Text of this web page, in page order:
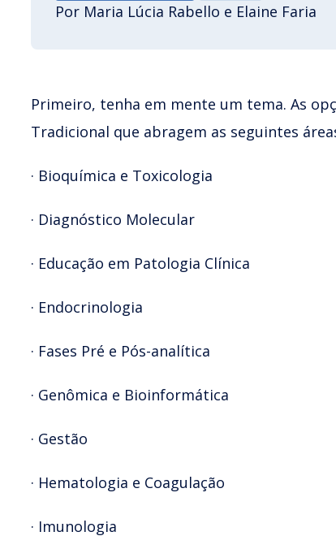
Por Maria Lúcia Rabello e Elaine Faria
Primeiro, tenha em mente um tema. As
Tradicional que abragem as seguintes
· Bioquímica e Toxicologia
· Diagnóstico Molecular
· Educação em Patologia Clínica
· Endocrinologia
· Fases Pré e Pós-analítica
· Genômica e Bioinformática
· Gestão
· Hematologia e Coagulação
· Imunologia